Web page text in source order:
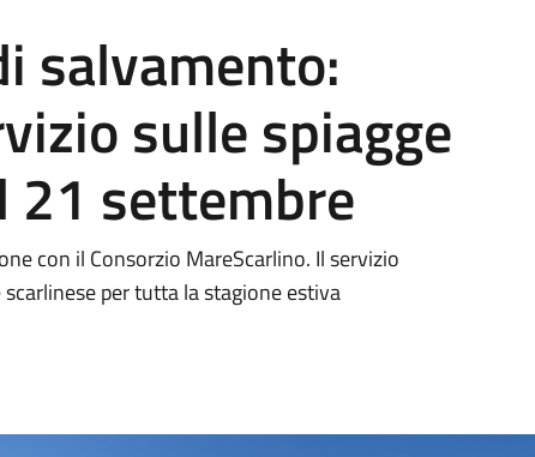
salvamento:
sulle spiagge
21 settembre
con il Consorzio MareScarlino. Il servizio
per tutta la stagione estiva